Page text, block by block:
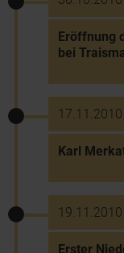
Eröffnung
bei
17.11.2010
Karl
19.11.2010
Erster